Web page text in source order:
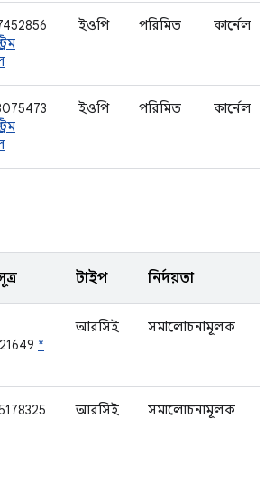
ইওপি পরিমিত কার্নেল
ইওপি পরিমিত কার্নেল
টাইপ নির্দয়তা
*
আরসিই সমালোচনামূলক
আরসিই সমালোচনামূলক